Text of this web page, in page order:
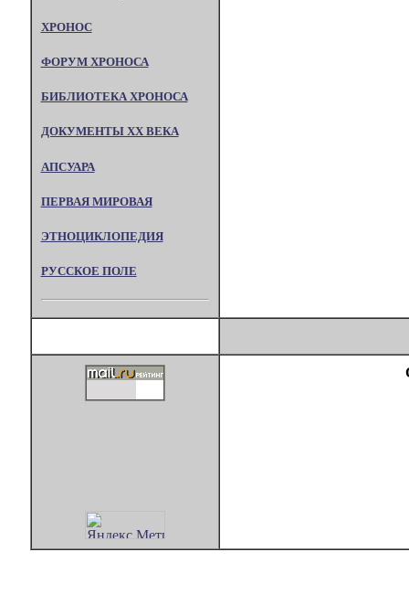
ХРОНОС
ФОРУМ ХРОНОСА
БИБЛИОТЕКА ХРОНОСА
ДОКУМЕНТЫ XX ВЕКА
АПСУАРА
ПЕРВАЯ МИРОВАЯ
ЭТНОЦИКЛОПЕДИЯ
РУССКОЕ ПОЛЕ